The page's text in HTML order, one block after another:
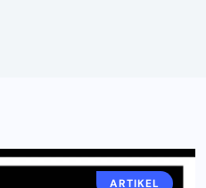
ARTIKEL